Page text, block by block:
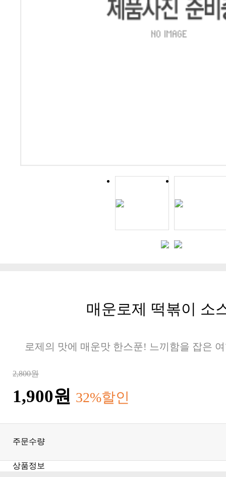
매운로제 떡볶이 소
로제의 맛에 매운맛 한스푼! 느끼함을 잡은
2,800원
1,900원 32%할인
주문수량
상품정보